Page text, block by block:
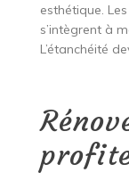
esthétique.
s’intègrent à
L’étanchéité